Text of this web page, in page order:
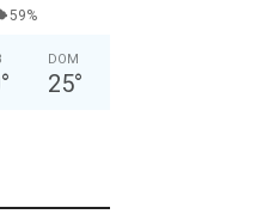
59%
°
DOM
25°